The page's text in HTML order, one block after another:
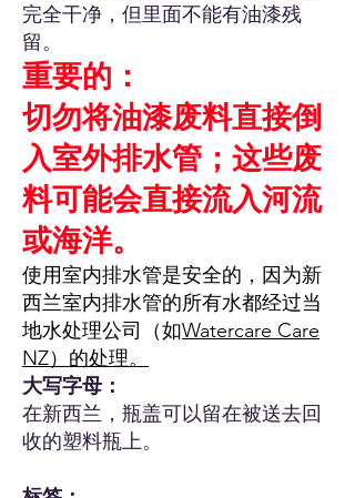
完全干净，但里面不能有油漆残
留。
重要的：
切勿将油漆废料直接倒
入室外排水管；这些废
料可能会直接流入河流
或海洋。
使用室内排水管是安全的，因为新
西兰室内排水管的所有水都经过当
地水处理公司（如Watercare Care
NZ）的处理。
大写字母：
在新西兰，瓶盖可以留在被送去回
收的塑料瓶上。